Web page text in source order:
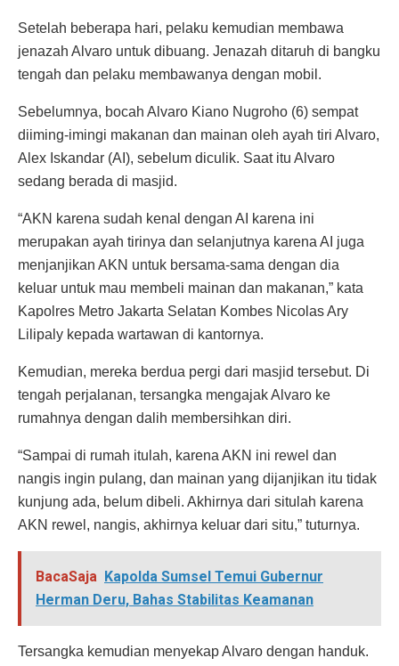
Setelah beberapa hari, pelaku kemudian membawa
jenazah Alvaro untuk dibuang. Jenazah ditaruh di bangku
tengah dan pelaku membawanya dengan mobil.
Sebelumnya, bocah Alvaro Kiano Nugroho (6) sempat
diiming-imingi makanan dan mainan oleh ayah tiri Alvaro,
Alex Iskandar (AI), sebelum diculik. Saat itu Alvaro
sedang berada di masjid.
“AKN karena sudah kenal dengan AI karena ini
merupakan ayah tirinya dan selanjutnya karena AI juga
menjanjikan AKN untuk bersama-sama dengan dia
keluar untuk mau membeli mainan dan makanan,” kata
Kapolres Metro Jakarta Selatan Kombes Nicolas Ary
Lilipaly kepada wartawan di kantornya.
Kemudian, mereka berdua pergi dari masjid tersebut. Di
tengah perjalanan, tersangka mengajak Alvaro ke
rumahnya dengan dalih membersihkan diri.
“Sampai di rumah itulah, karena AKN ini rewel dan
nangis ingin pulang, dan mainan yang dijanjikan itu tidak
kunjung ada, belum dibeli. Akhirnya dari situlah karena
AKN rewel, nangis, akhirnya keluar dari situ,” tuturnya.
BacaSaja Kapolda Sumsel Temui Gubernur
Herman Deru, Bahas Stabilitas Keamanan
Tersangka kemudian menyekap Alvaro dengan handuk.